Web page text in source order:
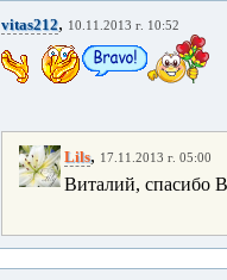
vitas212, 10.11.2013 г. 10:52
Lils, 17.11.2013 г. 05:00
Виталий, спасибо